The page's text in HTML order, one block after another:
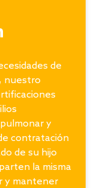
de
nuestro
y
contratación
de su hijo
la misma
y mantener